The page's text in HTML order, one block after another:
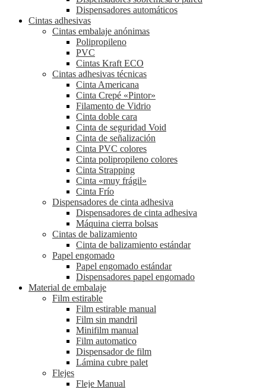
Dispensadores automáticos
Cintas adhesivas
Cintas embalaje anónimas
Polipropileno
PVC
Cintas Kraft ECO
Cintas adhesivas técnicas
Cinta Americana
Cinta Crepé «Pintor»
Filamento de Vidrio
Cinta doble cara
Cinta de seguridad Void
Cinta de señalización
Cinta PVC colores
Cinta polipropileno colores
Cinta Strapping
Cinta «muy frágil»
Cinta Frío
Dispensadores de cinta adhesiva
Dispensadores de cinta adhesiva
Máquina cierra bolsas
Cintas de balizamiento
Cinta de balizamiento estándar
Papel engomado
Papel engomado estándar
Dispensadores papel engomado
Material de embalaje
Film estirable
Film estirable manual
Film sin mandril
Minifilm manual
Film automatico
Dispensador de film
Lámina cubre palet
Flejes
Fleje Manual